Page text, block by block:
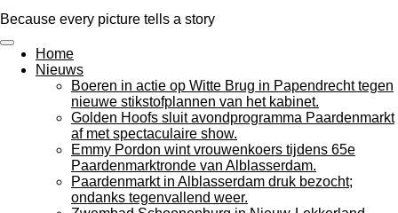
Ga
naar
hoofdinhoud
Because every picture tells a story
Home
Nieuws
Boeren in actie op Witte Brug in Papendrecht tegen
nieuwe stikstofplannen van het kabinet.
Golden Hoofs sluit avondprogramma Paardenmarkt
af met spectaculaire show.
Emmy Pordon wint vrouwenkoers tijdens 65e
Paardenmarktronde van Alblasserdam.
Paardenmarkt in Alblasserdam druk bezocht;
ondanks tegenvallend weer.